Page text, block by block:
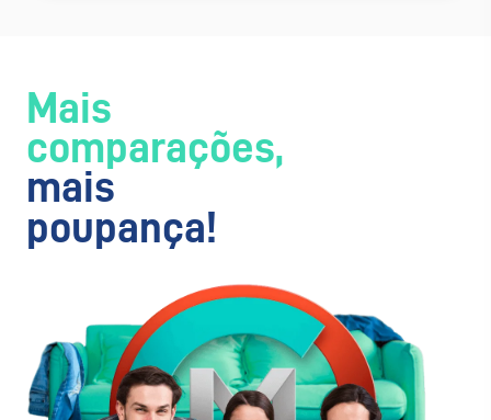
Mais
comparações,
mais
poupança!